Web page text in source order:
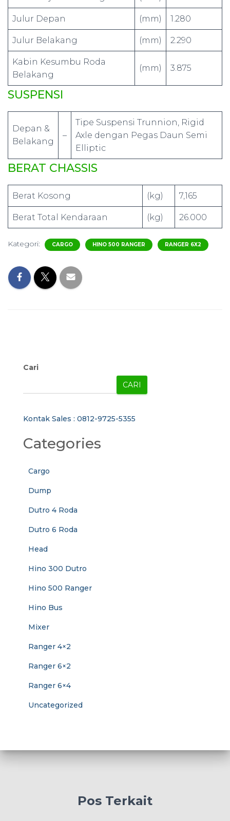
Julur Depan (mm) 1.280
Julur Belakang (mm) 2.290
Kabin Kesumbu Roda
Belakang
(mm) 3.875
SUSPENSI
Depan &
Belakang
–
Tipe Suspensi Trunnion, Rigid
Axle dengan Pegas Daun Semi
Elliptic
BERAT CHASSIS
Berat Kosong (kg) 7,165
Berat Total Kendaraan (kg) 26.000
Kategori: CARGO HINO 500 RANGER RANGER 6X2
Cari
CARI
Kontak Sales : 0812-9725-5355
Categories
Cargo
Dump
Dutro 4 Roda
Dutro 6 Roda
Head
Hino 300 Dutro
Hino 500 Ranger
Hino Bus
Mixer
Ranger 4×2
Ranger 6×2
Ranger 6×4
Uncategorized
Pos Terkait